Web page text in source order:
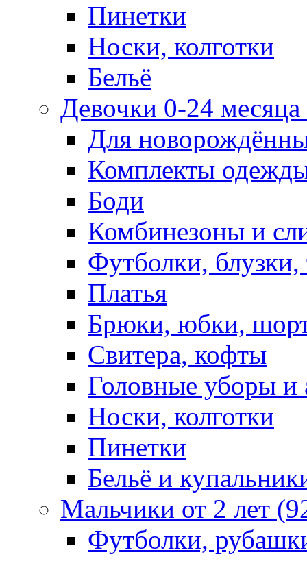
Пинетки
Носки, колготки
Бельё
Девочки 0-24
Для
Комплекты
Боди
Комбинезоны и
Футболки,
Платья
Брюки, юбки,
Свитера, кофты
Головные уборы и
Носки, колготки
Пинетки
Бельё и
Мальчики от 2 лет
Футболки,